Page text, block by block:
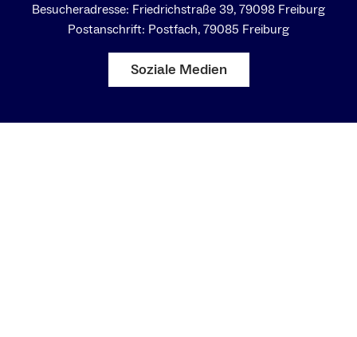
Besucheradresse: Friedrichstraße 39, 79098 Freiburg
Postanschrift: Postfach, 79085 Freiburg
Soziale Medien